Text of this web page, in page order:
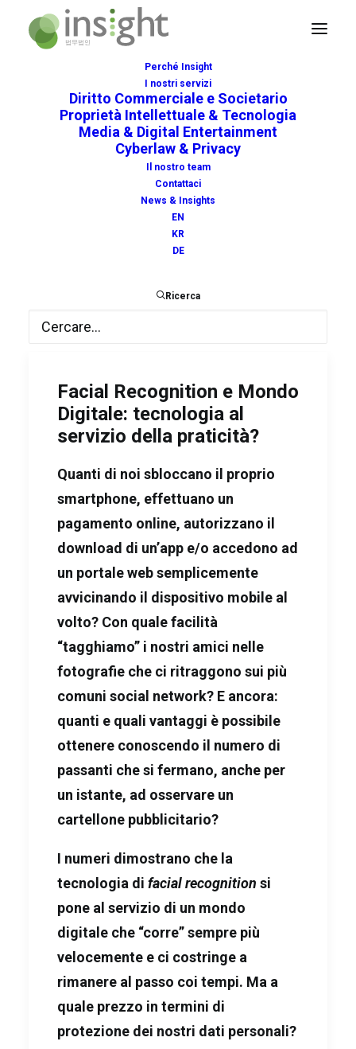
Perché Insight
I nostri servizi
Diritto Commerciale e Societario
Proprietà Intellettuale & Tecnologia
Media & Digital Entertainment
Cyberlaw & Privacy
Il nostro team
Contattaci
News & Insights
EN
KR
DE
Ricerca
recognition
Facial Recognition e Mondo
Digitale: tecnologia al
servizio della praticità?
Quanti di noi sbloccano il proprio
smartphone, effettuano un
pagamento online, autorizzano il
download di un’app e/o accedono ad
un portale web semplicemente
avvicinando il dispositivo mobile al
volto? Con quale facilità
“tagghiamo” i nostri amici nelle
fotografie che ci ritraggono sui più
comuni social network? E ancora:
quanti e quali vantaggi è possibile
ottenere conoscendo il numero di
passanti che si fermano, anche per
un istante, ad osservare un
cartellone pubblicitario?
I numeri dimostrano che la
tecnologia di facial recognition si
pone al servizio di un mondo
digitale che “corre” sempre più
velocemente e ci costringe a
rimanere al passo coi tempi. Ma a
quale prezzo in termini di
protezione dei nostri dati personali?